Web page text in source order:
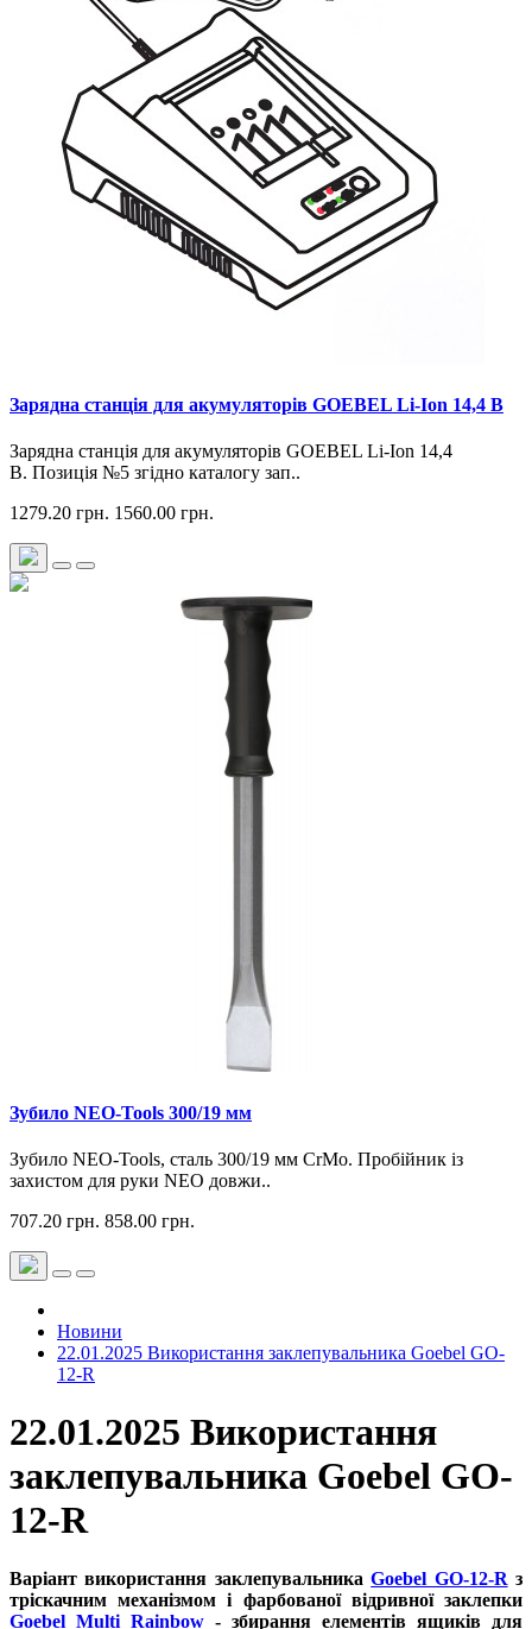
Зарядна станція для акумуляторів GOEBEL Li-Ion 14,4 В
Зарядна станція для акумуляторів GOEBEL Li-Ion 14,4
В. Позиція №5 згідно каталогу зап..
1279.20 грн. 1560.00 грн.
Зубило NEO-Tools 300/19 мм
Зубило NEO-Tools, сталь 300/19 мм CrMo. Пробійник із
захистом для руки NEO довжи..
707.20 грн. 858.00 грн.
Новини
22.01.2025 Використання заклепувальника Goebel GO-
12-R
22.01.2025 Використання
заклепувальника Goebel GO-
12-R
Варіант використання заклепувальникаGoebel GO-12-R з
тріскачним механізмом і фарбованої відривної заклепки
Goebel Multi Rainbow - збирання елементів ящиків для